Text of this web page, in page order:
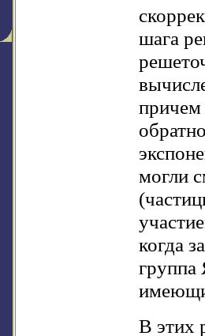
шага
причем
могли
когда
группа
В этих